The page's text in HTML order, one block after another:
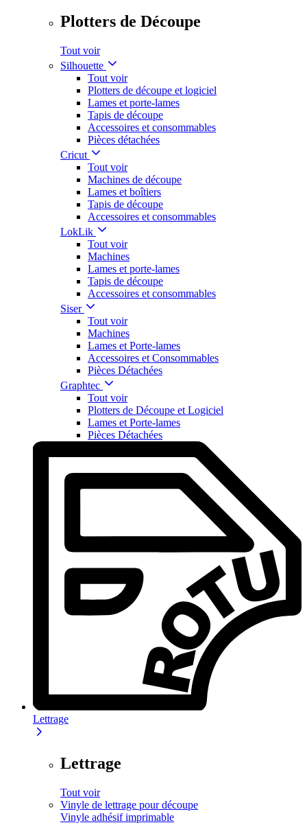
Plotters de Découpe
Tout voir
Silhouette
Tout voir
Plotters de découpe et logiciel
Lames et porte-lames
Tapis de découpe
Accessoires et consommables
Pièces détachées
Cricut
Tout voir
Machines de découpe
Lames et boîtiers
Tapis de découpe
Accessoires et consommables
LokLik
Tout voir
Machines
Lames et porte-lames
Tapis de découpe
Accessoires et consommables
Siser
Tout voir
Machines
Lames et Porte-lames
Accessoires et Consommables
Pièces Détachées
Graphtec
Tout voir
Plotters de Découpe et Logiciel
Lames et Porte-lames
Pièces Détachées
Lettrage
Lettrage
Tout voir
Vinyle de lettrage pour découpe
Vinyle adhésif imprimable